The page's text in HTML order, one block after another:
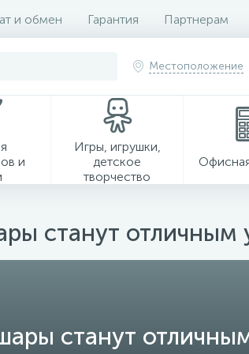
и обмен Гарантия Партнерам
Местоположение
и
Игры, игрушки,
детское
творчество
станут
станут